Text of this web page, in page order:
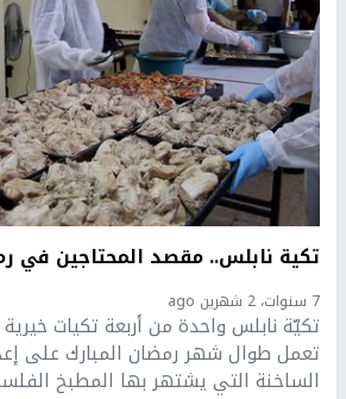
تكية نابلس.. مقصد المحتاجين في
7 سنوات، 2 شهرين ago
تكيّة نابلس واحدة من أربعة تكيات
تعمل طوال شهر رمضان المبارك على
الساخنة التي يشتهر بها المطبخ